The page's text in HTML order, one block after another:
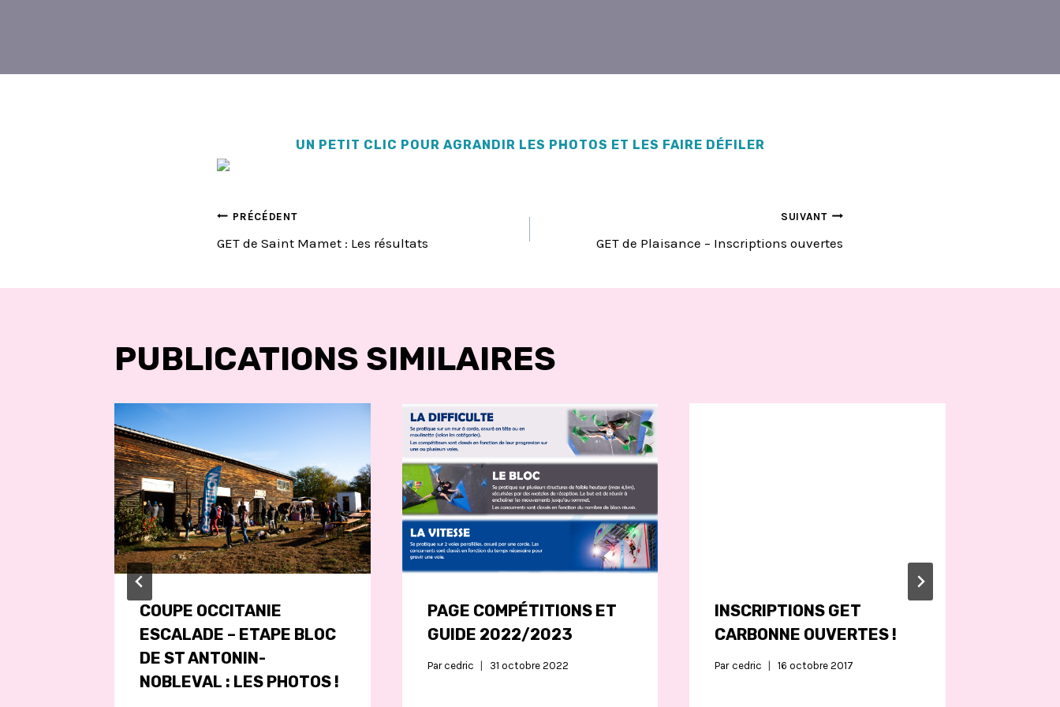
UN PETIT CLIC POUR AGRANDIR LES PHOTOS ET LES FAIRE DÉFILER
NAVIGATION
DE
PRÉCÉDENT
GET de Saint Mamet : Les résultats
SUIVANT
GET de Plaisance – Inscriptions ouvertes
PUBLICATIONS SIMILAIRES
COUPE OCCITANIE
ESCALADE – ETAPE BLOC
DE ST ANTONIN-
NOBLEVAL : LES PHOTOS !
PAGE COMPÉTITIONS ET
GUIDE 2022/2023
Par cedric 31 octobre 2022
INSCRIPTIONS GET
CARBONNE OUVERTES !
Par cedric 16 octobre 2017